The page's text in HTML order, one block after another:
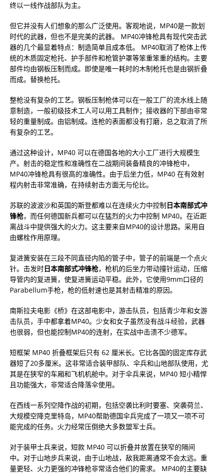
终以一线作战部队为主。
但它并没有人们想象的那么广泛使用。客观地说，MP40是一款划
时代的武器，但也不是完美的武器。 MP40冲锋枪具有现代突击武
器的几个最显着特点：制造简单且成本低。 MP40取消了枪体上传
统的木质固定枪托、护手部件和枪管护罩等笨重笨重的结构。主要
部件均由钢板压制而成。即使是唯一耗时的木制枪托也是由钢折叠
而成。替换枪托。
整枪没有复杂的工艺。钢板压制枪体可以在一般工厂的流水线上随
意制造，一般初级技术工人可以用工具制作；接收器的下部由非常
轻的重量制成。由铝制成。连枪的表面都没有打磨，总之取消了所
有复杂的工艺。
通过这种设计，MP40 可以在德国各地的大小工厂进行大规模生
产。射击的稳定性和准确性在二战期间装备精良的冲锋枪中，
MP40冲锋枪具有很高的准确性。由于后坐力低，MP40 在有效射
程内射击非常准确，在持续射击方面无与伦比。
苏联的波波沙和英国的斯登都难以在连续火力中控制日本南部式冲
锋枪，而任何德国新兵都可以在猛烈的火力中控制 MP40。在近距
离战斗中提供强大的火力。这主要来自MP40的设计思路。采用自
由螺栓作用原理。
复进簧安装在三段不同直径内陷的管子中，管子的前端是一个点火
针。击发时日本南部式冲锋枪，枪机的后坐力带动撞针运动，压缩
导管内的复进簧，使复进簧运动平稳。此外，它使用9mm口径的
Parabellum手枪，枪的低射速也是其射击精准的原因。
南斯拉夫电影《桥》在这部电影中，游击队员，包括青少年和女游
击队员，手中都拿着MP40。少女和女子虽然没有战斗经验，武器
也很弱，但也能控制MP40的连射，在实战中击溃不少德军。
短框架 MP40 折叠框架后只有 62 厘米长。它比各国的固定库存武
器短了20多厘米。这非常适合装甲部队、伞兵和山地部队使用，尤
其是在狭窄的车厢和飞机机舱中。对于伞兵来说，MP40 短小精悍
且功能强大，非常适合降落伞使用。
在西线一系列空降作战的初期，包括空袭比利时要塞、突袭荷兰、
大规模空降克里特岛，MP40帮助德国伞兵完成了一项又一项不可
能完成的任务。火力经常压倒绝大多数盟军士兵。
对于装甲士兵来说，短款 MP40 可以折叠并放置在狭窄的隔间
中。对于山地步兵来说，由于山地战，敌我距离通常不会太远。重
量更轻、火力更强的冲锋枪非常适合他们的需求。 MP40的主要缺